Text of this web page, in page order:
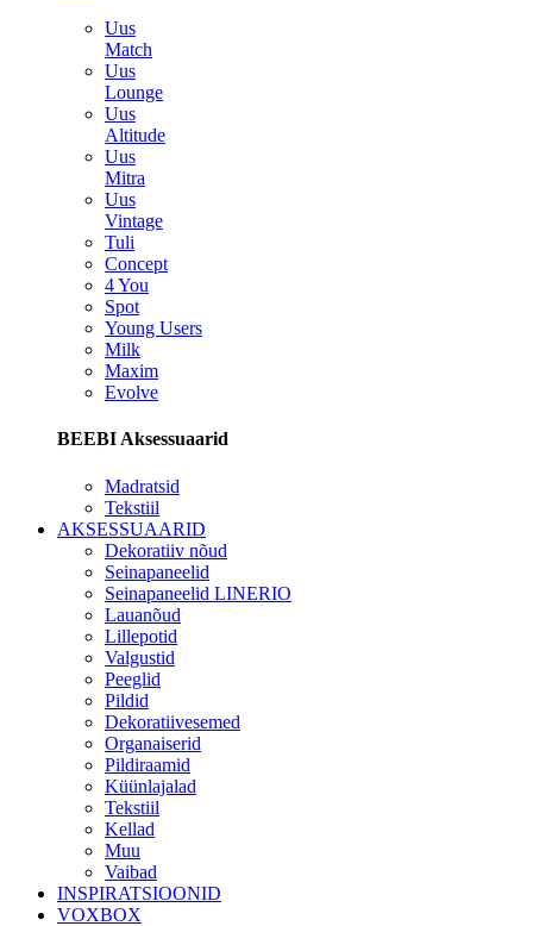
Uus
Match
Uus
Lounge
Uus
Altitude
Uus
Mitra
Uus
Vintage
Tuli
Concept
4 You
Spot
Young Users
Milk
Maxim
Evolve
BEEBI Aksessuaarid
Madratsid
Tekstiil
AKSESSUAARID
Dekoratiiv nõud
Seinapaneelid
Seinapaneelid LINERIO
Lauanõud
Lillepotid
Valgustid
Peeglid
Pildid
Dekoratiivesemed
Organaiserid
Pildiraamid
Küünlajalad
Tekstiil
Kellad
Muu
Vaibad
INSPIRATSIOONID
VOXBOX